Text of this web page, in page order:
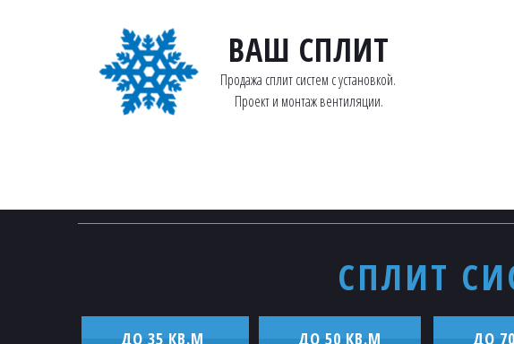
ВАШ СПЛИТ
Продажа сплит систем с установкой.
Проект и монтаж вентиляции.
СПЛИТ
ДО 35 КВ.М ДО 50 КВ.М ДО